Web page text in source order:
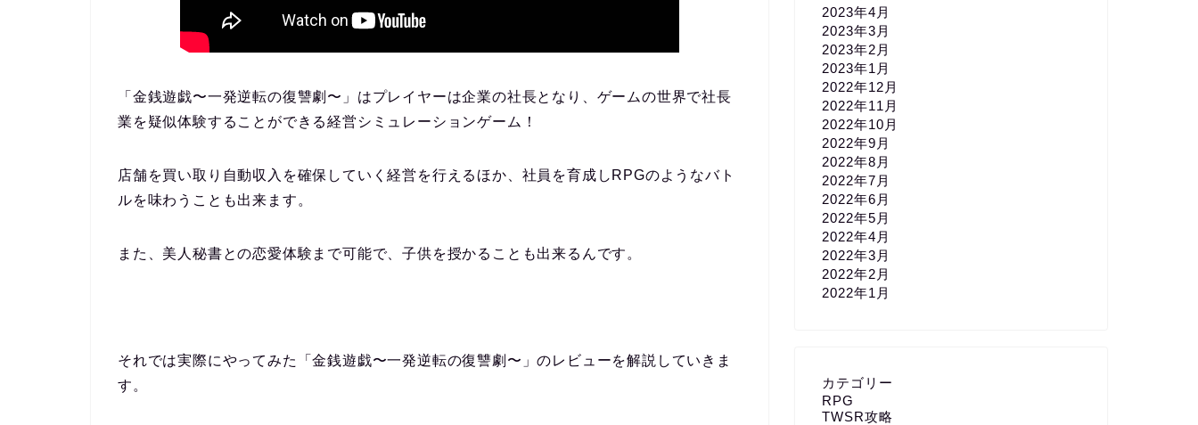
「金銭遊戯〜一発逆転の復讐劇〜」はプレイヤーは企業の社長となり、ゲームの世界で社長
業を疑似体験することができる経営シミュレーションゲーム！
店舗を買い取り自動収入を確保していく経営を行えるほか、社員を育成しRPGのようなバト
ルを味わうことも出来ます。
また、美人秘書との恋愛体験まで可能で、子供を授かることも出来るんです。
それでは実際にやってみた「金銭遊戯〜一発逆転の復讐劇〜 」のレビューを解説していきま
す。
2023年4月
2023年3月
2023年2月
2023年1月
2022年12月
2022年11月
2022年10月
2022年9月
2022年8月
2022年7月
2022年6月
2022年5月
2022年4月
2022年3月
2022年2月
2022年1月
カテゴリー
RPG
TWSR攻略